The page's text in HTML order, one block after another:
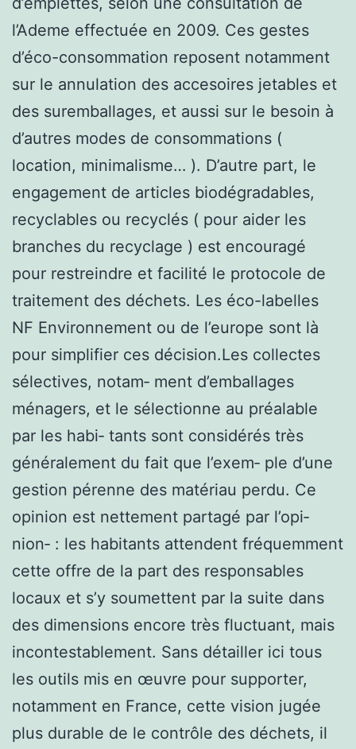
l’Ademe effectuée en 2009. Ces gestes
d’éco-consommation reposent notamment
sur le annulation des accesoires jetables et
des suremballages, et aussi sur le besoin à
d’autres modes de consommations (
location, minimalisme… ). D’autre part, le
engagement de articles biodégradables,
recyclables ou recyclés ( pour aider les
branches du recyclage ) est encouragé
pour restreindre et facilité le protocole de
traitement des déchets. Les éco-labelles
NF Environnement ou de l’europe sont là
pour simplifier ces décision.Les collectes
sélectives, notam‑ ment d’emballages
ménagers, et le sélectionne au préalable
par les habi‑ tants sont considérés très
généralement du fait que l’exem‑ ple d’une
gestion pérenne des matériau perdu. Ce
opinion est nettement partagé par l’opi‑
nion‑ : les habitants attendent fréquemment
cette offre de la part des responsables
locaux et s’y soumettent par la suite dans
des dimensions encore très fluctuant, mais
incontestablement. Sans détailler ici tous
les outils mis en œuvre pour supporter,
notamment en France, cette vision jugée
plus durable de le contrôle des déchets, il